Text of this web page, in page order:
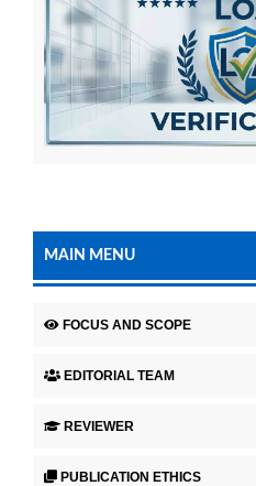
MAIN MENU
FOCUS AND SCOPE
EDITORIAL TEAM
REVIEWER
PUBLICATION ETHICS